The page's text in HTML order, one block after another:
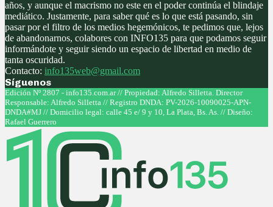
años, y aunque el macrismo no este en el poder continúa el blindaje
mediático. Justamente, para saber qué es lo que está pasando, sin
pasar por el filtro de los medios hegemónicos, te pedimos que, lejos
de abandonarnos, colabores con INFO135 para que podamos seguir
informándote y seguir siendo un espacio de libertad en medio de
tanta oscuridad.
Contacto: info135web@gmail.com
Síguenos
Facebook
Twitter
Instagram
Youtube
Edición Nº 2807 - info135.com.ar // Propiedad: Alfredo Silletta. Director
Responsable: Alfredo Silletta // Registro DNDA: PV-2026-10090025-APN-
DNDA#MJ // Domicilio legal: calle 45 e/ 9 y 10, La Plata, Bs. As. // Diseño:
Rafael Guerrero